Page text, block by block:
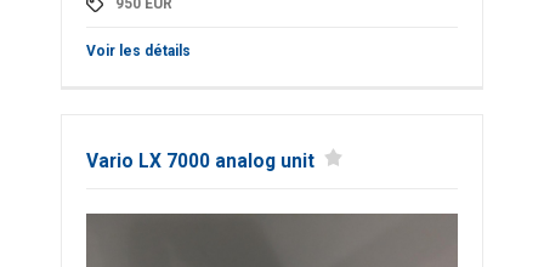
950 EUR
Voir les détails
Vario LX 7000 analog unit